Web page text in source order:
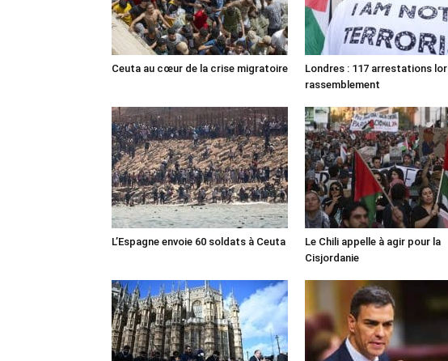
Ceuta au cœur de la crise migratoire
Londres : 117 arrestations
rassemblement
L’Espagne envoie 60 soldats à Ceuta
Le Chili appelle à agir pour la
Cisjordanie